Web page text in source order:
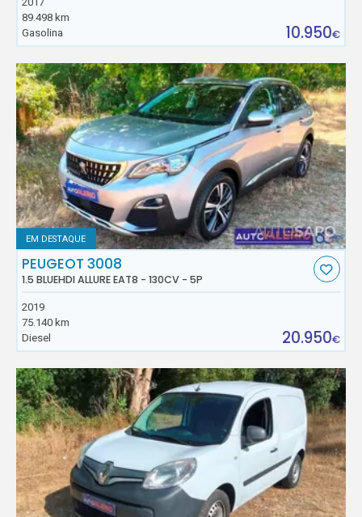
89.498 km
Gasolina
10.950€
EM DESTAQUE
PEUGEOT 3008
1.5 BLUEHDI ALLURE EAT8 - 130CV - 5P
2019
75.140 km
Diesel
20.950€